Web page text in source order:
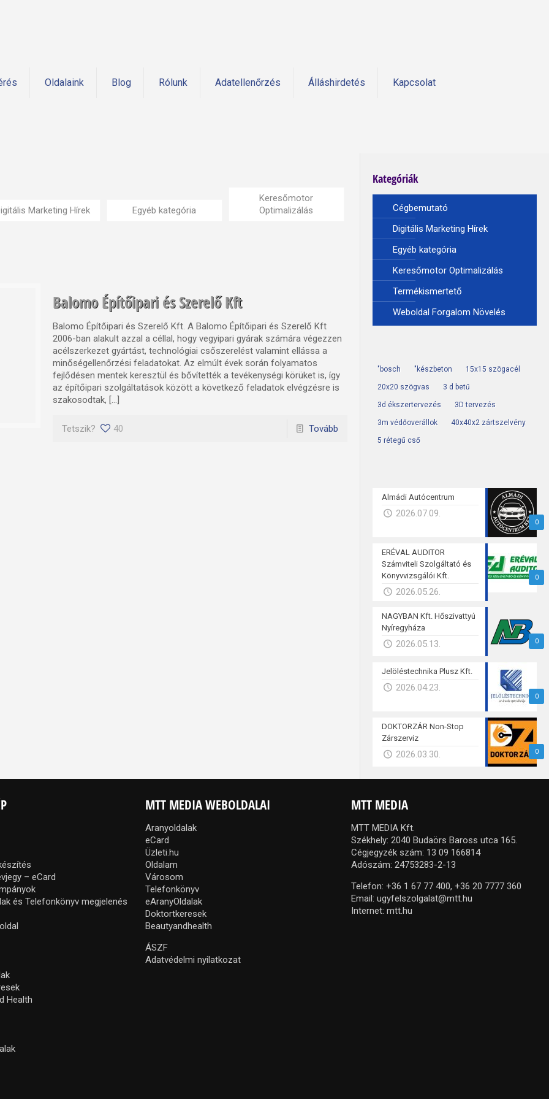
Oldalaink Blog Rólunk Adatellenőrzés Álláshirdetés Kapcsolat
Marketing Hírek Egyéb kategória
Keresőmotor
Optimalizálás
Balomo Építőipari és Szerelő Kft
Balomo Építőipari és Szerelő Kft. A Balomo Építőipari és Szerelő Kft
2006-ban alakult azzal a céllal, hogy vegyipari gyárak számára végezzen
acélszerkezet gyártást, technológiai csőszerelést valamint ellássa a
minőségellenőrzési feladatokat. Az elmúlt évek során folyamatos
fejlődésen mentek keresztül és bővítették a tevékenységi körüket is, így
az építőipari szolgáltatások között a következő feladatok elvégzésre is
szakosodtak, […]
Tetszik? 40 Tovább
Kategóriák
Cégbemutató
Digitális Marketing Hírek
Egyéb kategória
Keresőmotor Optimalizálás
Termékismertető
Weboldal Forgalom Növelés
"bosch "készbeton 15x15 szögacél
20x20 szögvas 3 d betű
3d ékszertervezés 3D tervezés
3m védőoverállok 40x40x2 zártszelvény
5 rétegű cső
0
Almádi Autócentrum
2026.07.09.
0
ERÉVAL AUDITOR
Számviteli Szolgáltató és
Könyvvizsgálói Kft.
2026.05.26.
0
NAGYBAN Kft. Hőszivattyú
Nyíregyháza
2026.05.13.
0
Jelöléstechnika Plusz Kft.
2026.04.23.
0
DOKTORZÁR Non-Stop
Zárszerviz
2026.03.30.
– eCard
és Telefonkönyv megjelenés
Health
MTT MEDIA WEBOLDALAI
Aranyoldalak
eCard
Üzleti.hu
Oldalam
Városom
Telefonkönyv
eAranyOldalak
Doktortkeresek
Beautyandhealth
ÁSZF
Adatvédelmi nyilatkozat
MTT MEDIA
MTT MEDIA Kft.
Székhely: 2040 Budaörs Baross utca 165.
Cégjegyzék szám: 13 09 166814
Adószám: 24753283-2-13
Telefon:+36 1 67 77 400, +36 20 7777 360
Email:ugyfelszolgalat@mtt.hu
Internet:mtt.hu